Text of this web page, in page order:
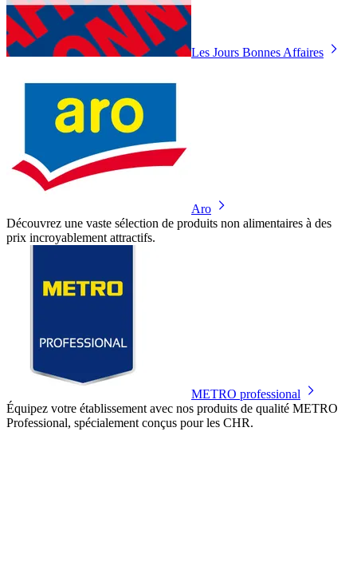
Les Jours Bonnes Affaires
Aro
Découvrez une vaste sélection de produits non alimentaires à des
prix incroyablement attractifs.
METRO professional
Équipez votre établissement avec nos produits de qualité METRO
Professional, spécialement conçus pour les CHR.